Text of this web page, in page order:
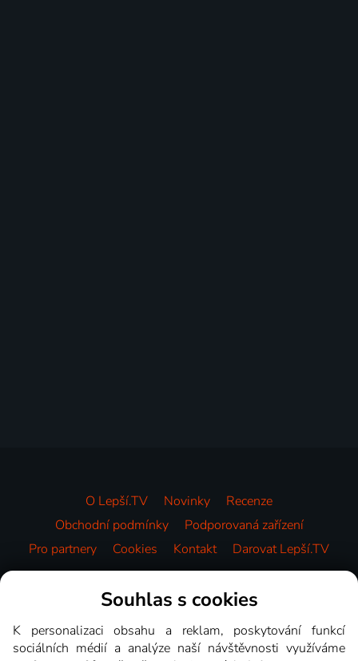
O Lepší.TV Novinky
Recenze
Obchodní podmínky
Podporovaná zařízení
Pro partnery
Cookies Kontakt Darovat Lepší.TV
Videotéka
Souhlas s cookies
K personalizaci obsahu a reklam, poskytování funkcí
sociálních médií a analýze naší návštěvnosti využíváme